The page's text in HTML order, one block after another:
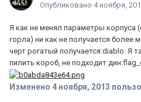
Опубликовано 4 ноября,
Я как не менял параметры корпуса
горла) ни как не получается более
черт рогатый получается:diablo: Я
пилить короб, не подходит
Изменено 4 ноября, 2013